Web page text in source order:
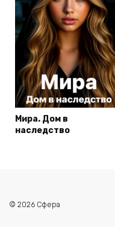
Мира. Дом в
наследство
© 2026 Сфера